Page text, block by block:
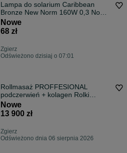
Lampa do solarium Caribbean
Bronze New Norm 160W 0,3 Nowa
Norma
Nowe
68 zł
Zgierz
Odświeżono dzisiaj o 07:01
Rollmasaż PROFFESIONAL
podczerwień + kolagen Rolki
ROLLMASAŻER od producenta
Nowe
13 900 zł
Zgierz
Odświeżono dnia 06 sierpnia 2026